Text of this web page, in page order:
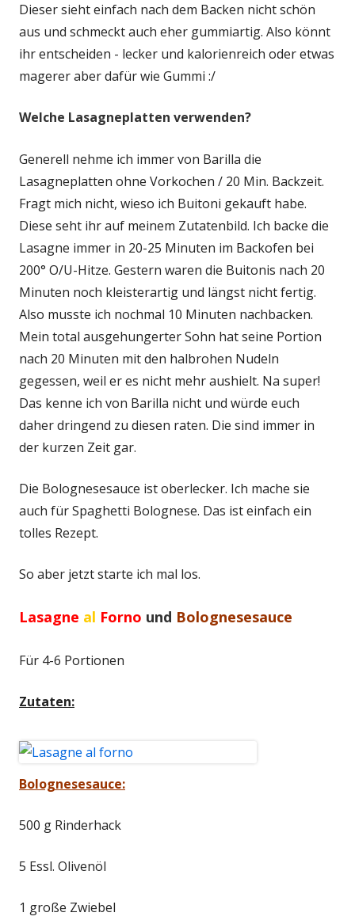
Dieser sieht einfach nach dem Backen nicht schön
aus und schmeckt auch eher gummiartig. Also könnt
ihr entscheiden - lecker und kalorienreich oder etwas
magerer aber dafür wie Gummi :/
Welche Lasagneplatten verwenden?
Generell nehme ich immer von Barilla die
Lasagneplatten ohne Vorkochen / 20 Min. Backzeit.
Fragt mich nicht, wieso ich Buitoni gekauft habe.
Diese seht ihr auf meinem Zutatenbild. Ich backe die
Lasagne immer in 20-25 Minuten im Backofen bei
200° O/U-Hitze. Gestern waren die Buitonis nach 20
Minuten noch kleisterartig und längst nicht fertig.
Also musste ich nochmal 10 Minuten nachbacken.
Mein total ausgehungerter Sohn hat seine Portion
nach 20 Minuten mit den halbrohen Nudeln
gegessen, weil er es nicht mehr aushielt. Na super!
Das kenne ich von Barilla nicht und würde euch
daher dringend zu diesen raten. Die sind immer in
der kurzen Zeit gar.
Die Bolognesesauce ist oberlecker. Ich mache sie
auch für Spaghetti Bolognese. Das ist einfach ein
tolles Rezept.
So aber jetzt starte ich mal los.
Lasagne al Forno und Bolognesesauce
Für 4-6 Portionen
Zutaten:
Bolognesesauce:
500 g Rinderhack
5 Essl. Olivenöl
1 große Zwiebel